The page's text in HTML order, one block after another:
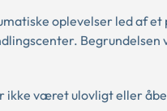
oplevelser led af
ikke været ulovligt eller